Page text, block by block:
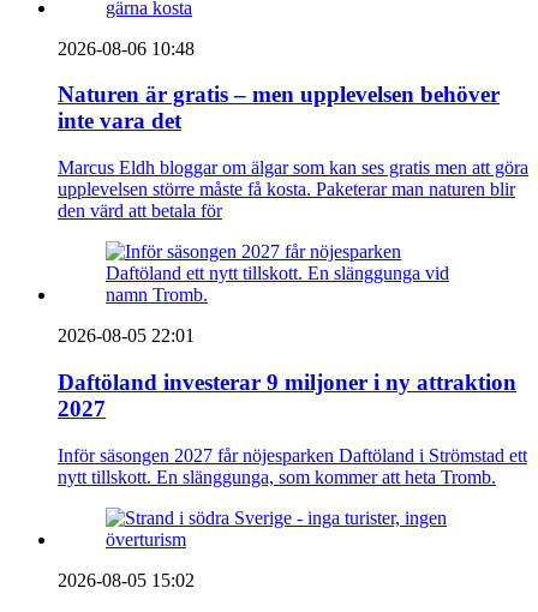
2026-08-06 10:48
Naturen är gratis – men upplevelsen behöver
inte vara det
Marcus Eldh bloggar om älgar som kan ses gratis men att göra
upplevelsen större måste få kosta. Paketerar man naturen blir
den värd att betala för
2026-08-05 22:01
Daftöland investerar 9 miljoner i ny attraktion
2027
Inför säsongen 2027 får nöjesparken Daftöland i Strömstad ett
nytt tillskott. En slänggunga, som kommer att heta Tromb.
2026-08-05 15:02